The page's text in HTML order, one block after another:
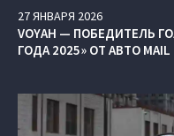
27ЯНВАРЯ 2026
VOYAH — ПОБЕДИТЕЛЬ
ГОДА 2025» ОТ АВТО MAIL